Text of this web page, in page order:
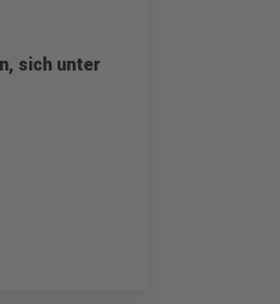
sich unter